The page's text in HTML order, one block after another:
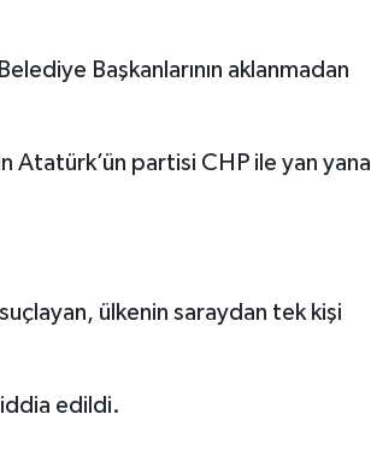
Başkanlarının aklanmadan
Atatürk’ün partisi CHP ile yan yana
ülkenin saraydan tek kişi
edildi.